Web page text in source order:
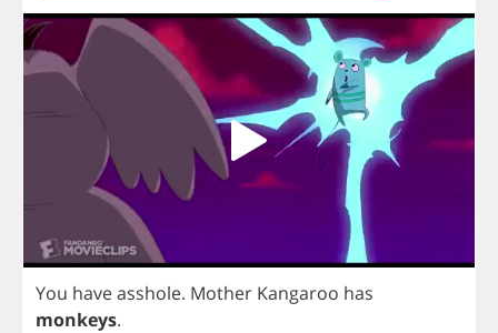
You haveasshole. Mother Kangaroo has
monkeys.